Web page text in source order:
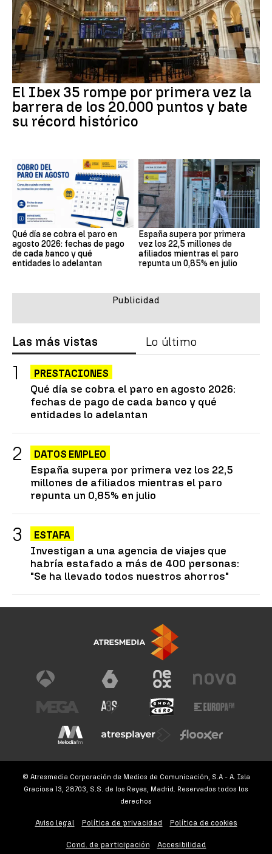
El Ibex 35 rompe por primera vez la
barrera de los 20.000 puntos y bate
su récord histórico
Qué día se cobra el paro en
agosto 2026: fechas de pago
de cada banco y qué
entidades lo adelantan
España supera por primera
vez los 22,5 millones de
afiliados mientras el paro
repunta un 0,85% en julio
Las más vistas Lo último
PRESTACIONES
Qué día se cobra el paro en agosto 2026:
fechas de pago de cada banco y qué
entidades lo adelantan
DATOS EMPLEO
España supera por primera vez los 22,5
millones de afiliados mientras el paro
repunta un 0,85% en julio
ESTAFA
Investigan a una agencia de viajes que
habría estafado a más de 400 personas:
"Se ha llevado todos nuestros ahorros"
© Atresmedia Corporación de Medios de Comunicación, S.A - A. Isla
Graciosa 13, 28703, S.S. de los Reyes, Madrid. Reservados todos los
derechos
Aviso legal Política de privacidad Política de cookies
Cond. de participación Accesibilidad